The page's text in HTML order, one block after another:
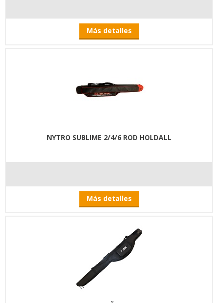
Más detalles
NYTRO SUBLIME 2/4/6 ROD HOLDALL
Más detalles